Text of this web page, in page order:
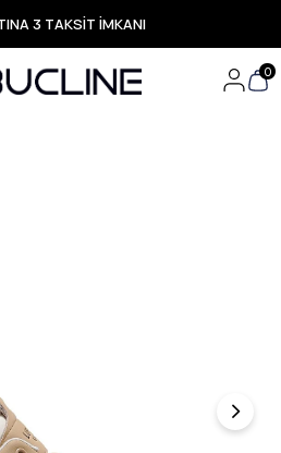
3 TAKSİT İMKANI
ÜCRETSİZ KARGO
Özel Fırsatlar
Hızlı Teslimat
0